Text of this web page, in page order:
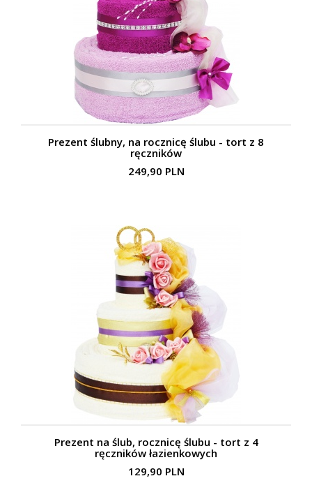
Prezent ślubny, na rocznicę ślubu - tort z 8
ręczników
249,90 PLN
Prezent na ślub, rocznicę ślubu - tort z 4
ręczników łazienkowych
129,90 PLN